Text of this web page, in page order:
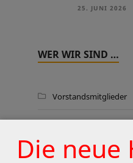
25. JUNI 2026
WER WIR SIND …
Vorstandsmitglieder
Fraktionsmitglieder
Wahlkreiskarte
Die neue